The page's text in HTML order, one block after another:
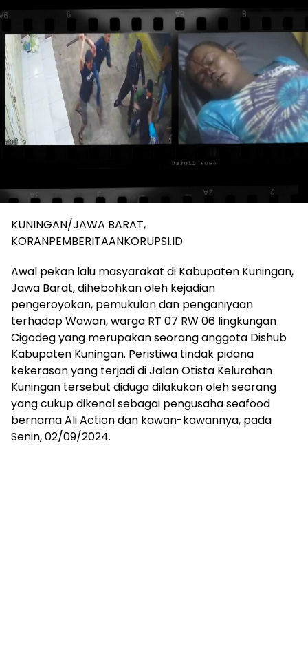
KUNINGAN/JAWA BARAT,
KORANPEMBERITAANKORUPSI.ID
Awal pekan lalu masyarakat di Kabupaten Kuningan,
Jawa Barat, dihebohkan oleh kejadian
pengeroyokan, pemukulan dan penganiyaan
terhadap Wawan, warga RT 07 RW 06 lingkungan
Cigodeg yang merupakan seorang anggota Dishub
Kabupaten Kuningan. Peristiwa tindak pidana
kekerasan yang terjadi di Jalan Otista Kelurahan
Kuningan tersebut diduga dilakukan oleh seorang
yang cukup dikenal sebagai pengusaha seafood
bernama Ali Action dan kawan-kawannya, pada
Senin, 02/09/2024.